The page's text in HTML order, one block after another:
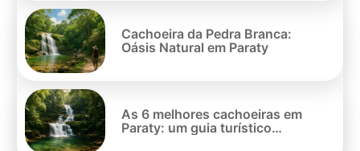
Cachoeira da Pedra Branca:
Oásis Natural em Paraty
As 6 melhores cachoeiras em
Paraty: um guia turístico